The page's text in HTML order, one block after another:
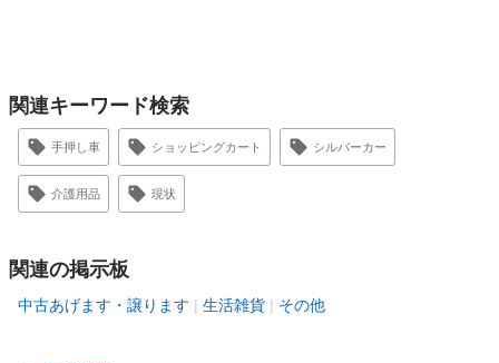
関連キーワード検索
手押し車 ショッピングカート シルバーカー
介護用品 現状
関連の掲示板
中古あげます・譲ります 生活雑貨 その他